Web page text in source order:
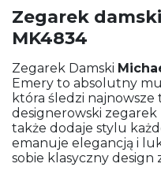
Zegarek
MK4834
Zegarek Damski
Emery to absolutny
która śledzi
designerowski zegarek
także dodaje stylu
emanuje elegancją i
sobie klasyczny